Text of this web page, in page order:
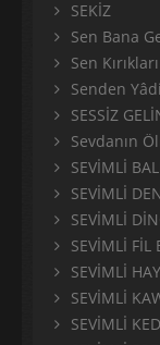
SEKİZ
Sen Bana
Sen Kırıkları
Senden
SESSİZ
Sevdanın
SEVİMLİ
SEVİMLİ
SEVİMLİ
SEVİMLİ FİL
SEVİMLİ
SEVİMLİ
SEVİMLİ